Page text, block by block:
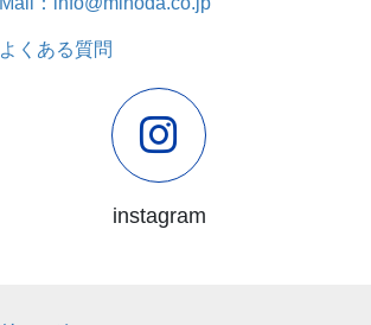
よくある質問
instagram